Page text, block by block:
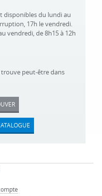
disponibles du lundi au
17h le vendredi.
vendredi, de 8h15 à 12h
peut-être dans